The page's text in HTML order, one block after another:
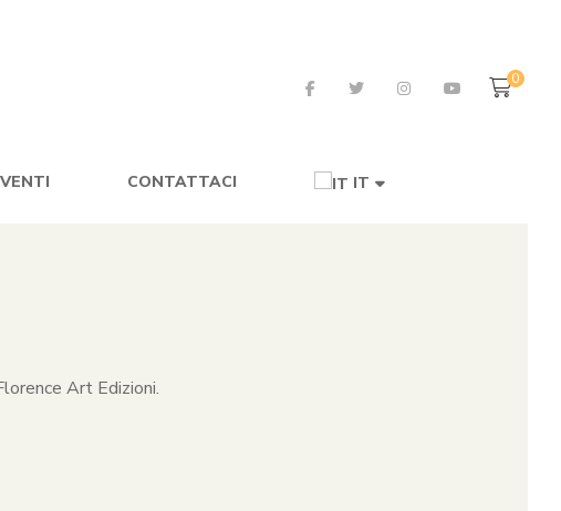
0
CONTATTACI IT
Art Edizioni.